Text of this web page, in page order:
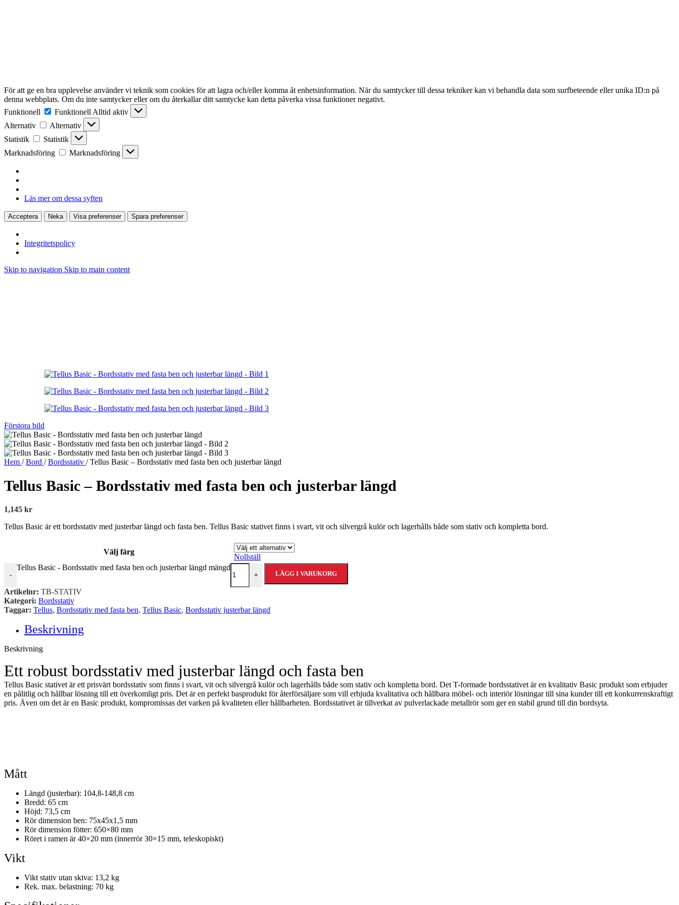
För att ge en bra upplevelse använder vi teknik som cookies för att lagra och/eller komma åt enhetsinformation. När du samtycker till dessa tekniker kan vi behandla data som surfbeteende eller unika ID:n på
denna webbplats. Om du inte samtycker eller om du återkallar ditt samtycke kan detta påverka vissa funktioner negativt.
Funktionell
Funktionell Alltid aktiv
Alternativ
Alternativ
Statistik
Statistik
Marknadsföring
Marknadsföring
Läs mer om dessa syften
Acceptera Neka Visa preferenser Spara preferenser
Integritetspolicy
Skip to navigation Skip to main content
Förstora bild
Hem / Bord / Bordsstativ / Tellus Basic – Bordsstativ med fasta ben och justerbar längd
Tellus Basic – Bordsstativ med fasta ben och justerbar längd
1,145 kr
Tellus Basic är ett bordsstativ med justerbar längd och fasta ben. Tellus Basic stativet finns i svart, vit och silvergrå kulör och lagerhålls både som stativ och kompletta bord.
Välj färg
Nollställ
-
Tellus Basic - Bordsstativ med fasta ben och justerbar längd mängd
+ LÄGG I VARUKORG
Artikelnr: TB-STATIV
Kategori: Bordsstativ
Taggar: Tellus, Bordsstativ med fasta ben, Tellus Basic, Bordsstativ justerbar längd
Beskrivning
Beskrivning
Ett robust bordsstativ med justerbar längd och fasta ben
Tellus Basic stativet är ett prisvärt bordsstativ som finns i svart, vit och silvergrå kulör och lagerhålls både som stativ och kompletta bord. Det T-formade bordsstativet är en kvalitativ Basic produkt som erbjuder
en pålitlig och hållbar lösning till ett överkomligt pris. Det är en perfekt basprodukt för återförsäljare som vill erbjuda kvalitativa och hållbara möbel- och interiör lösningar till sina kunder till ett konkurrenskraftigt
pris. Även om det är en Basic produkt, kompromissas det varken på kvaliteten eller hållbarheten. Bordsstativet är tillverkat av pulverlackade metallrör som ger en stabil grund till din bordsyta.
Mått
Längd (justerbar): 104,8-148,8 cm
Bredd: 65 cm
Höjd: 73,5 cm
Rör dimension ben: 75x45x1,5 mm
Rör dimension fötter: 650×80 mm
Röret i ramen är 40×20 mm (innerrör 30×15 mm, teleskopiskt)
Vikt
Vikt stativ utan skiva: 13,2 kg
Rek. max. belastning: 70 kg